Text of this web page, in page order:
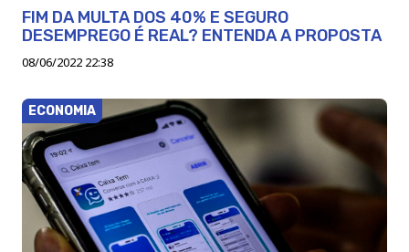
FIM DA MULTA DOS 40% E SEGURO
DESEMPREGO É REAL? ENTENDA A PROPOSTA
08/06/2022 22:38
ECONOMIA